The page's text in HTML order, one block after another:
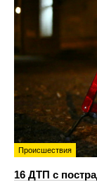
Происшествия
16 ДТП с